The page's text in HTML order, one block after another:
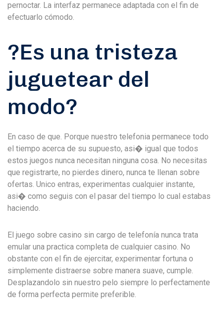
pernoctar. La interfaz permanece adaptada con el fin de
efectuarlo cómodo.
?Es una tristeza
juguetear del
modo?
En caso de que. Porque nuestro telefonia permanece todo
el tiempo acerca de su supuesto, asi� igual que todos
estos juegos nunca necesitan ninguna cosa. No necesitas
que registrarte, no pierdes dinero, nunca te llenan sobre
ofertas. Unico entras, experimentas cualquier instante,
asi� como seguis con el pasar del tiempo lo cual estabas
haciendo.
El juego sobre casino sin cargo de telefonía nunca trata
emular una practica completa de cualquier casino. No
obstante con el fin de ejercitar, experimentar fortuna o
simplemente distraerse sobre manera suave, cumple.
Desplazandolo sin nuestro pelo siempre lo perfectamente
de forma perfecta permite preferible.